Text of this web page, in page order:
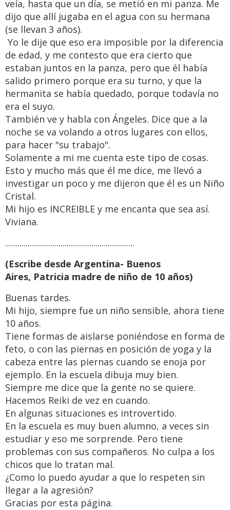
veía, hasta que un día, se metió en mi panza. Me
dijo que allí jugaba en el agua con su hermana
(se llevan 3 años).
Yo le dije que eso era imposible por la diferencia
de edad, y me contesto que era cierto que
estaban juntos en la panza, pero que él había
salido primero porque era su turno, y que la
hermanita se había quedado, porque todavía no
era el suyo.
También ve y habla con Ángeles. Dice que a la
noche se va volando a otros lugares con ellos,
para hacer "su trabajo".
Solamente a mi me cuenta este tipo de cosas.
Esto y mucho más que él me dice, me llevó a
investigar un poco y me dijeron que él es un Niño
Cristal.
Mi hijo es INCREIBLE y me encanta que sea así.
Viviana.
...............................................................
(Escribe desde Argentina- Buenos
Aires, Patricia madre de niño de 10 años)
Buenas tardes.
Mi hijo, siempre fue un niño sensible, ahora tiene
10 años.
Tiene formas de aislarse poniéndose en forma de
feto, o con las piernas en posición de yoga y la
cabeza entre las piernas cuando se enoja por
ejemplo. En la escuela dibuja muy bien.
Siempre me dice que la gente no se quiere.
Hacemos Reiki de vez en cuando.
En algunas situaciones es introvertido.
En la escuela es muy buen alumno, a veces sin
estudiar y eso me sorprende. Pero tiene
problemas con sus compañeros. No culpa a los
chicos que lo tratan mal.
¿Como lo puedo ayudar a que lo respeten sin
llegar a la agresión?
Gracias por esta página.